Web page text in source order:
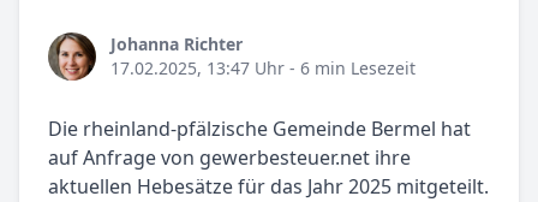
Johanna Richter
17.02.2025, 13:47 Uhr - 6 min Lesezeit
Die rheinland-pfälzische Gemeinde Bermel hat
auf Anfrage von gewerbesteuer.net ihre
aktuellen Hebesätze für das Jahr 2025 mitgeteilt.